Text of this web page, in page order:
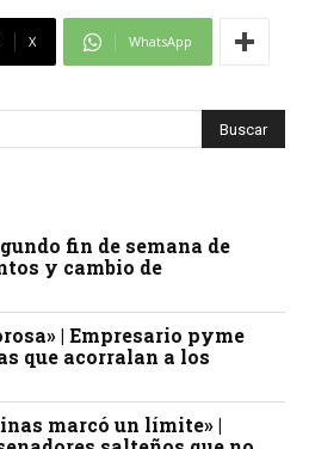
X WhatsApp
fin de semana de
y cambio de
| Empresario pyme
que acorralan a los
marcó un límite» |